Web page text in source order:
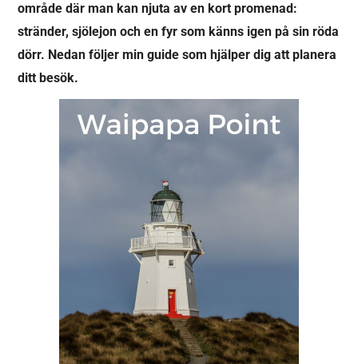
område där man kan njuta av en kort promenad:
stränder, sjölejon och en fyr som känns igen på sin röda
dörr. Nedan följer min guide som hjälper dig att planera
ditt besök.